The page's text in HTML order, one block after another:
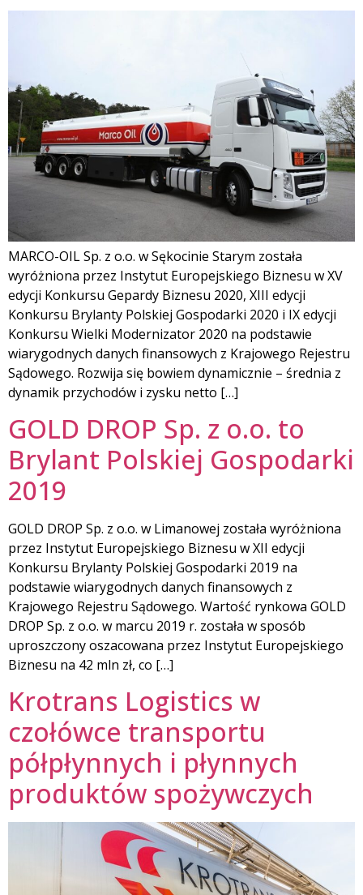
MARCO-OIL Sp. z o.o. w Sękocinie Starym została
wyróżniona przez Instytut Europejskiego Biznesu w XV
edycji Konkursu Gepardy Biznesu 2020, XIII edycji
Konkursu Brylanty Polskiej Gospodarki 2020 i IX edycji
Konkursu Wielki Modernizator 2020 na podstawie
wiarygodnych danych finansowych z Krajowego Rejestru
Sądowego. Rozwija się bowiem dynamicznie – średnia z
dynamik przychodów i zysku netto […]
GOLD DROP Sp. z o.o. to
Brylant Polskiej Gospodarki
2019
GOLD DROP Sp. z o.o. w Limanowej została wyróżniona
przez Instytut Europejskiego Biznesu w XII edycji
Konkursu Brylanty Polskiej Gospodarki 2019 na
podstawie wiarygodnych danych finansowych z
Krajowego Rejestru Sądowego. Wartość rynkowa GOLD
DROP Sp. z o.o. w marcu 2019 r. została w sposób
uproszczony oszacowana przez Instytut Europejskiego
Biznesu na 42 mln zł, co […]
Krotrans Logistics w
czołówce transportu
półpłynnych i płynnych
produktów spożywczych